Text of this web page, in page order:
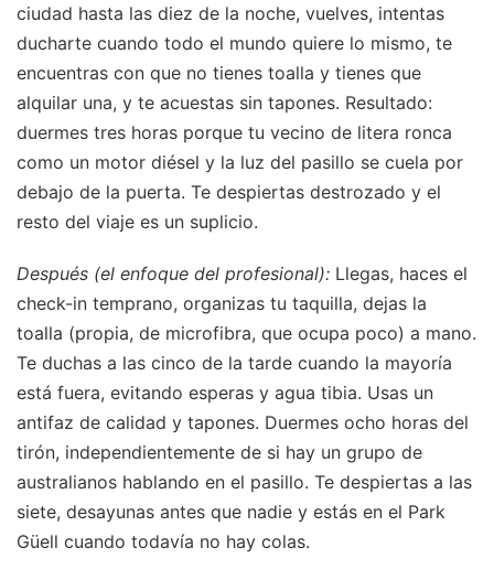
ciudad hasta las diez de la noche, vuelves, intentas
ducharte cuando todo el mundo quiere lo mismo, te
encuentras con que no tienes toalla y tienes que
alquilar una, y te acuestas sin tapones. Resultado:
duermes tres horas porque tu vecino de litera ronca
como un motor diésel y la luz del pasillo se cuela por
debajo de la puerta. Te despiertas destrozado y el
resto del viaje es un suplicio.
Después (el enfoque del profesional): Llegas, haces el
check-in temprano, organizas tu taquilla, dejas la
toalla (propia, de microfibra, que ocupa poco) a mano.
Te duchas a las cinco de la tarde cuando la mayoría
está fuera, evitando esperas y agua tibia. Usas un
antifaz de calidad y tapones. Duermes ocho horas del
tirón, independientemente de si hay un grupo de
australianos hablando en el pasillo. Te despiertas a las
siete, desayunas antes que nadie y estás en el Park
Güell cuando todavía no hay colas.